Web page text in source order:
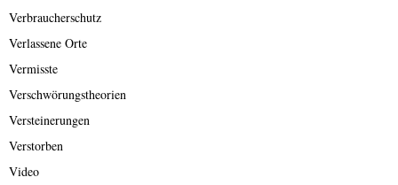
Verbraucherschutz
Verlassene Orte
Vermisste
Verschwörungstheorien
Versteinerungen
Verstorben
Video